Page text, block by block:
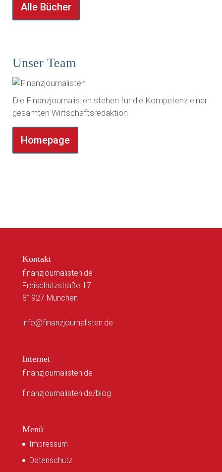
Alle Bücher
Unser Team
Die Finanzjournalisten stehen für die Kompetenz einer
gesamten Wirtschaftsredaktion
Homepage
Kontakt
finanzjournalisten.de
Freischützstraße 17
81927 München
info@finanzjournalisten.de
Internet
finanzjournalisten.de
finanzjournalisten.de/blog
Menü
Impressum
Datenschutz